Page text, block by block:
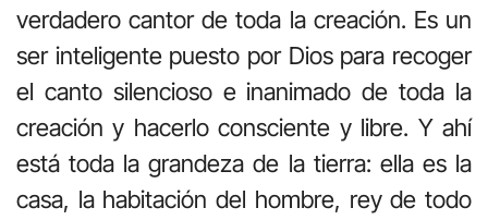
verdadero cantor de toda la creación. Es un
ser inteligente puesto por Dios para recoger
el canto silencioso e inanimado de toda la
creación y hacerlo consciente y libre. Y ahí
está toda la grandeza de la tierra: ella es la
casa, la habitación del hombre, rey de todo